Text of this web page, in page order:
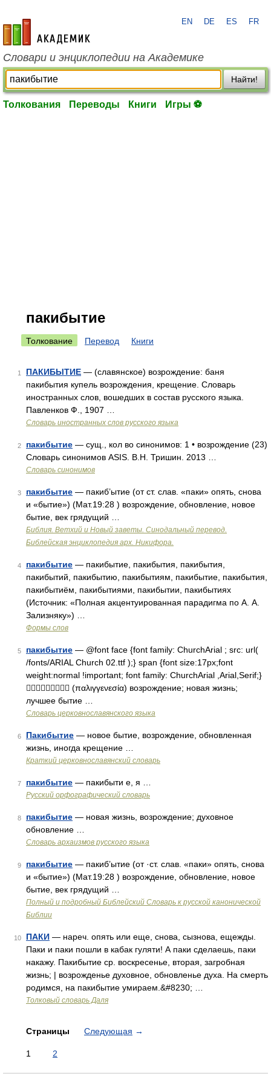
academic.ru
EN DE ES FR
Словари и энциклопедии на Академике
Найти!
Толкования Переводы Книги Игры ⚽
пакибытие
Толкование Перевод Книги
1 ПАКИБЫТИЕ — (славянское) возрождение: баня
пакибытия купель возрождения, крещение. Словарь
иностранных слов, вошедших в состав русского языка.
Павленков Ф., 1907 …
Словарь иностранных слов русского языка
2 пакибытие — сущ., кол во синонимов: 1 • возрождение (23)
Словарь синонимов ASIS. В.Н. Тришин. 2013 …
Словарь синонимов
3 пакибытие — пакиб’ытие (от ст. слав. «паки» опять, снова
и «бытие») (Мат.19:28 ) возрождение, обновление, новое
бытие, век грядущий …
Библия. Ветхий и Новый заветы. Синодальный перевод.
Библейская энциклопедия арх. Никифора.
4 пакибытие — пакибытие, пакибытия, пакибытия,
пакибытий, пакибытию, пакибытиям, пакибытие, пакибытия,
пакибытиём, пакибытиями, пакибытии, пакибытиях
(Источник: «Полная акцентуированная парадигма по А. А.
Зализняку») …
Формы слов
5 пакибытие — @font face {font family: ChurchArial ; src: url(
/fonts/ARIAL Church 02.ttf );} span {font size:17px;font
weight:normal !important; font family: ChurchArial ,Arial,Serif;}
 (παλιγγενεσία) возрождение; новая жизнь;
лучшее бытие …
Словарь церковнославянского языка
6 Пакибытие — новое бытие, возрождение, обновленная
жизнь, иногда крещение …
Краткий церковнославянский словарь
7 пакибытие — пакибыти е, я …
Русский орфографический словарь
8 пакибытие — новая жизнь, возрождение; духовное
обновление …
Cловарь архаизмов русского языка
9 пакибытие — пакиб’ытие (от ·ст. слав. «паки» опять, снова
и «бытие») (Мат.19:28 ) возрождение, обновление, новое
бытие, век грядущий …
Полный и подробный Библейский Словарь к русской канонической
Библии
10 ПАКИ — нареч. опять или еще, снова, сызнова, ещежды.
Паки и паки пошли в кабак гуляти! А паки сделаешь, паки
накажу. Пакибытие ср. воскресенье, вторая, загробная
жизнь; | возрожденье духовное, обновленье духа. На смерть
родимся, на пакибытие умираем.&#8230; …
Толковый словарь Даля
Страницы Следующая →
1 2